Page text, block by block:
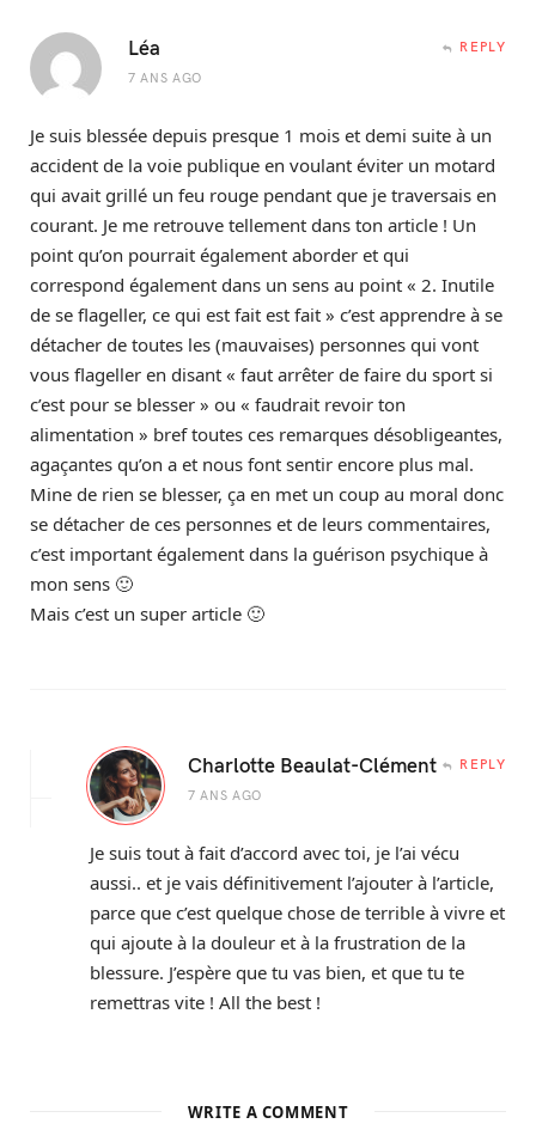
Léa
7 ANS AGO
REPLY
Je suis blessée depuis presque 1 mois et demi suite à un
accident de la voie publique en voulant éviter un motard
qui avait grillé un feu rouge pendant que je traversais en
courant. Je me retrouve tellement dans ton article ! Un
point qu’on pourrait également aborder et qui
correspond également dans un sens au point « 2. Inutile
de se flageller, ce qui est fait est fait » c’est apprendre à se
détacher de toutes les (mauvaises) personnes qui vont
vous flageller en disant « faut arrêter de faire du sport si
c’est pour se blesser » ou « faudrait revoir ton
alimentation » bref toutes ces remarques désobligeantes,
agaçantes qu’on a et nous font sentir encore plus mal.
Mine de rien se blesser, ça en met un coup au moral donc
se détacher de ces personnes et de leurs commentaires,
c’est important également dans la guérison psychique à
mon sens 🙂
Mais c’est un super article 🙂
Charlotte Beaulat-Clément
7 ANS AGO
REPLY
Je suis tout à fait d’accord avec toi, je l’ai vécu
aussi.. et je vais définitivement l’ajouter à l’article,
parce que c’est quelque chose de terrible à vivre et
qui ajoute à la douleur et à la frustration de la
blessure. J’espère que tu vas bien, et que tu te
remettras vite ! All the best !
WRITE A COMMENT